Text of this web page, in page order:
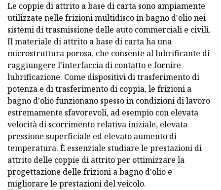
Le coppie di attrito a base di carta sono ampiamente
utilizzate nelle frizioni multidisco in bagno d'olio nei
sistemi di trasmissione delle auto commerciali e civili.
Il materiale di attrito a base di carta ha una
microstruttura porosa, che consente al lubrificante di
raggiungere l'interfaccia di contatto e fornire
lubrificazione. Come dispositivi di trasferimento di
potenza e di trasferimento di coppia, le frizioni a
bagno d'olio funzionano spesso in condizioni di lavoro
estremamente sfavorevoli, ad esempio con elevata
velocità di scorrimento relativa iniziale, elevata
pressione superficiale ed elevato aumento di
temperatura. È essenziale studiare le prestazioni di
attrito delle coppie di attrito per ottimizzare la
progettazione delle frizioni a bagno d'olio e
migliorare le prestazioni del veicolo.